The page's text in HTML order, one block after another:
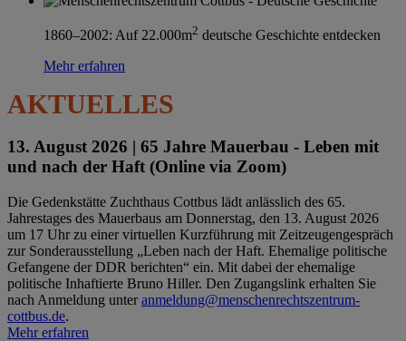
1860–2002: Auf 22.000m2 deutsche Geschichte entdecken
Mehr erfahren
AKTUELLES
13. August 2026 | 65 Jahre Mauerbau - Leben mit
und nach der Haft (Online via Zoom)
Die Gedenkstätte Zuchthaus Cottbus lädt anlässlich des 65.
Jahrestages des Mauerbaus am Donnerstag, den 13. August 2026
um 17 Uhr zu einer virtuellen Kurzführung mit Zeitzeugengespräch
zur Sonderausstellung „Leben nach der Haft. Ehemalige politische
Gefangene der DDR berichten“ ein. Mit dabei der ehemalige
politische Inhaftierte Bruno Hiller. Den Zugangslink erhalten Sie
nach Anmeldung unteranmeldung@menschenrechtszentrum-
cottbus.de.
Mehr erfahren